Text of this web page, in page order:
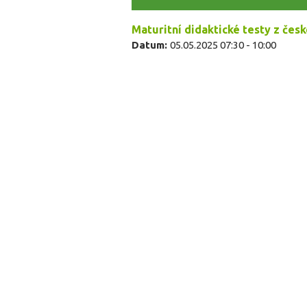
Maturitní didaktické testy z
Datum: 05.05.2025 07:30 - 10:00